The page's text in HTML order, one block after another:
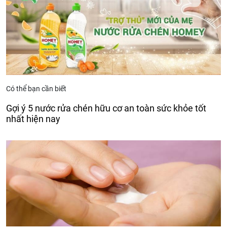
Có thể bạn cần biết
Gợi ý 5 nước rửa chén hữu cơ an toàn sức khỏe tốt
nhất hiện nay